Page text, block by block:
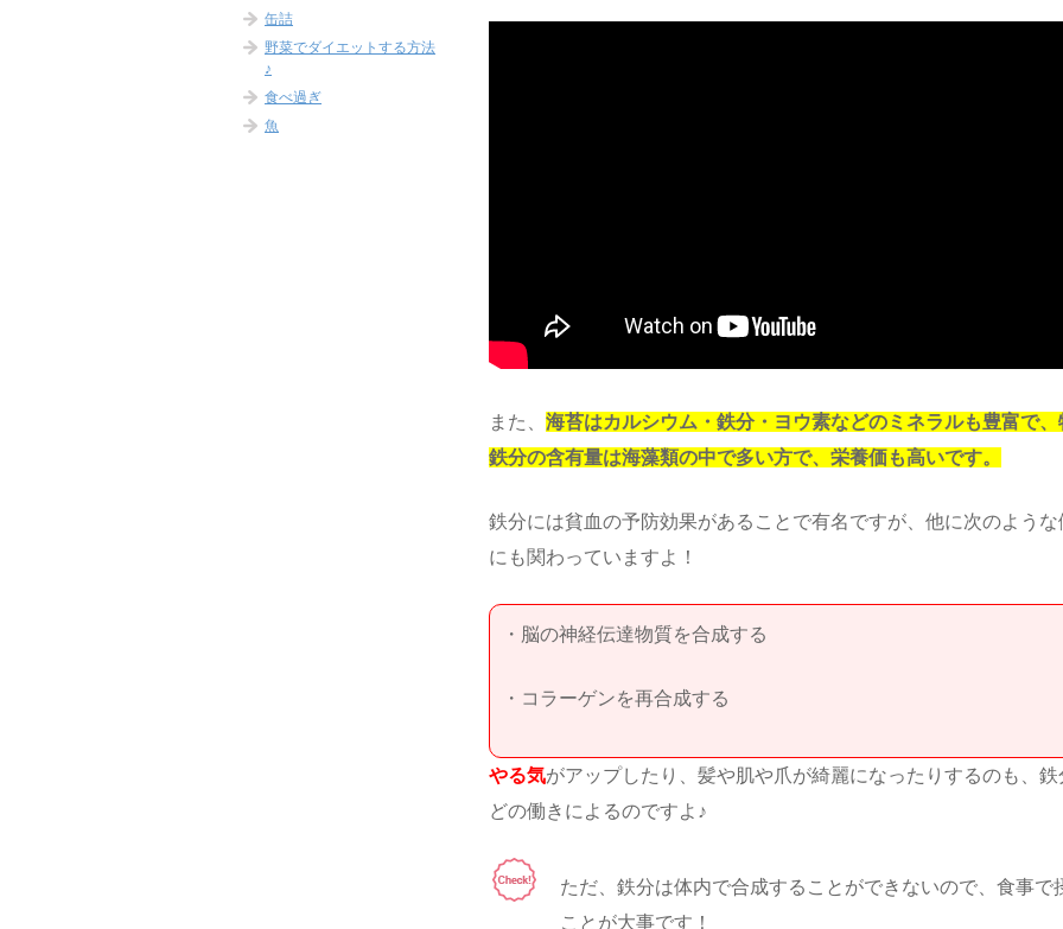
また、海苔はカルシウム・鉄分・ヨウ素などのミネラルも豊富で、
鉄分の含有量は海藻類の中で多い方で、栄養価も高いです。
鉄分には貧血の予防効果があることで有名ですが、他に次のような
にも関わっていますよ！
・脳の神経伝達物質を合成する
・コラーゲンを再合成する
やる気がアップしたり、髪や肌や爪が綺麗になったりするのも、鉄
どの働きによるのですよ♪
ただ、鉄分は体内で合成することができないので、食事で
ことが大事です！
缶詰
野菜でダイエットする方法
♪
食べ過ぎ
魚